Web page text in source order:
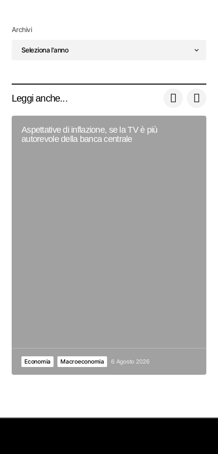
Archivi
Leggi anche...
Aspettative di inflazione, se la TV è più
autorevole della banca centrale
Economia Macroeconomia 6 Agosto 2026